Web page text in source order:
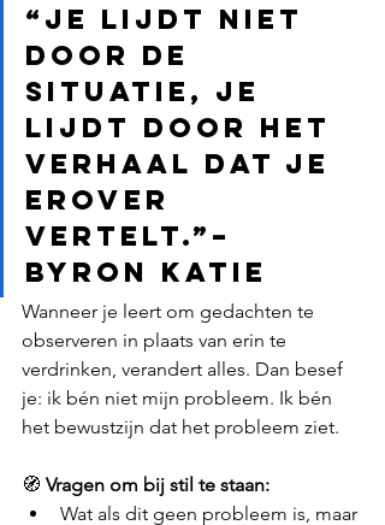
“Je lijdt niet
door de
situatie, je
lijdt door het
verhaal dat je
erover
vertelt.”–
Byron Katie
Wanneer je leert om gedachten te
observeren in plaats van erin te
verdrinken, verandert alles. Dan besef
je: ik bén niet mijn probleem. Ik bén
het bewustzijn dat het probleem ziet.
🧭 Vragen om bij stil te staan:
Wat als dit geen probleem is, maar